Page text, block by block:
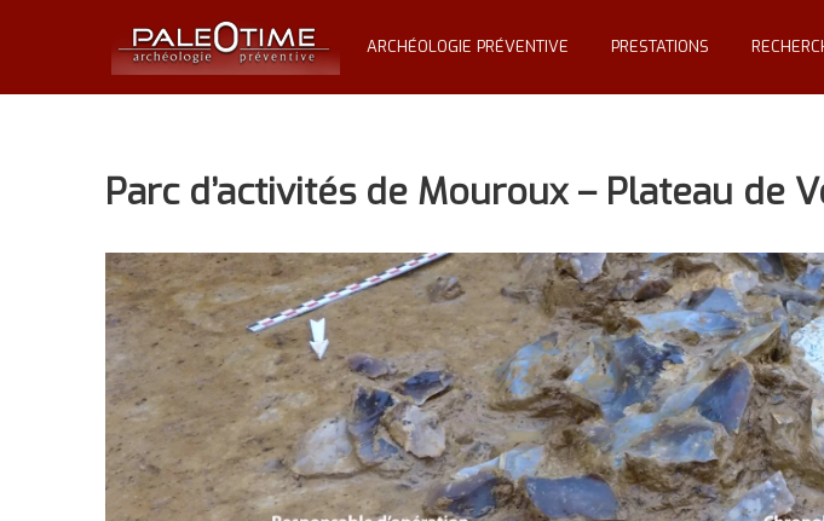
PALÉOTIME
Archéologie
ARCHÉOLOGIE PRÉVENTIVE PRESTATIONS
Parc d’activités de Mouroux – Plateau de